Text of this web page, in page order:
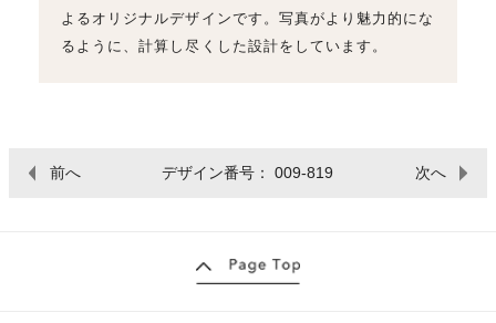
よるオリジナルデザインです。写真がより魅力的にな
るように、計算し尽くした設計をしています。
前へ デザイン番号： 009-819 次へ